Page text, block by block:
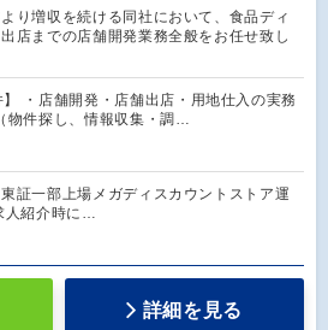
り増収を続ける同社において、食品ディ
店までの店舗開発業務全般をお任せ致し
】 ・店舗開発・店舗出店・用地仕入の実務
件探し、情報収集・調…
東証一部上場メガディスカウントストア運
人紹介時に…
詳細を見る